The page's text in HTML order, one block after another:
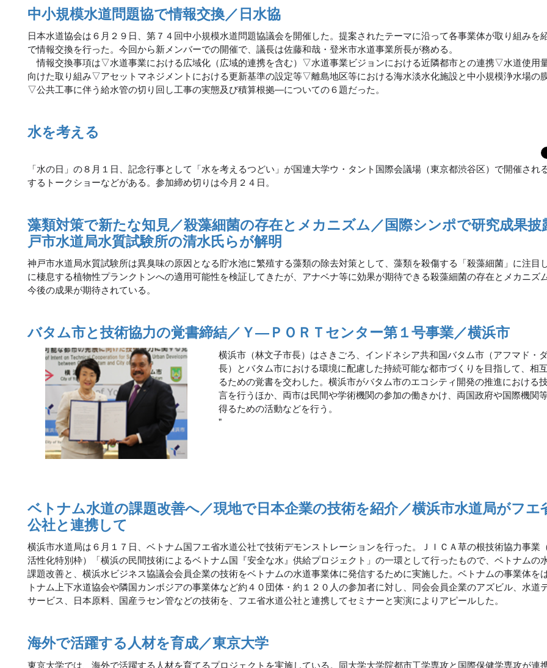
中小規模水道問題協で情報交換／日水協
日本水道協会は６月２９日、第７４回中小規模水道問題協議会を開催した。提案されたテーマに沿って各事業体が取り組みを
で情報交換を行った。今回から新メンバーでの開催で、議長は佐藤和哉・登米市水道事業所長が務める。
情報交換事項は▽水道事業における広域化（広域的連携を含む）▽水道事業ビジョンにおける近隣都市との連携▽水道使用
向けた取り組み▽アセットマネジメントにおける更新基準の設定等▽離島地区等における海水淡水化施設と中小規模浄水場の
▽公共工事に伴う給水管の切り回し工事の実態及び積算根拠―についての６題だった。
水を考える
「水の日」の８月１日、記念行事として「水を考えるつどい」が国連大学ウ・タント国際会議場（東京都渋谷区）で開催され
するトークショーなどがある。参加締め切りは今月２４日。
藻類対策で新たな知見／殺藻細菌の存在とメカニズム／国際シンポで研究成果披
戸市水道局水質試験所の清水氏らが解明
神戸市水道局水質試験所は異臭味の原因となる貯水池に繁殖する藻類の除去対策として、藻類を殺傷する「殺藻細菌」に注目
に棲息する植物性プランクトンへの適用可能性を検証してきたが、アナベナ等に効果が期待できる殺藻細菌の存在とメカニズ
今後の成果が期待されている。
バタム市と技術協力の覚書締結／Ｙ―ＰＯＲＴセンター第１号事業／横浜市
横浜市（林文子市長）はさきごろ、インドネシア共和国バタム市（アフマド・
長）とバタム市における環境に配慮した持続可能な都市づくりを目指して、相
るための覚書を交わした。横浜市がバタム市のエコシティ開発の推進における
言を行うほか、両市は民間や学術機関の参加の働きかけ、両国政府や国際機関
得るための活動などを行う。
"
ベトナム水道の課題改善へ／現地で日本企業の技術を紹介／横浜市水道局がフエ
公社と連携して
横浜市水道局は６月１７日、ベトナム国フエ省水道公社で技術デモンストレーションを行った。ＪＩＣＡ草の根技術協力事業
活性化特別枠）「横浜の民間技術によるベトナム国『安全な水』供給プロジェクト」の一環として行ったもので、ベトナムの
課題改善と、横浜水ビジネス協議会会員企業の技術をベトナムの水道事業体に発信するために実施した。ベトナムの事業体を
トナム上下水道協会や隣国カンボジアの事業体など約４０団体・約１２０人の参加者に対し、同会会員企業のアズビル、水道
サービス、日本原料、国産ラセン管などの技術を、フエ省水道公社と連携してセミナーと実演によりアピールした。
海外で活躍する人材を育成／東京大学
東京大学では、海外で活躍する人材を育てるプロジェクトを実施している。同大学大学院都市工学専攻と国際保健学専攻が連